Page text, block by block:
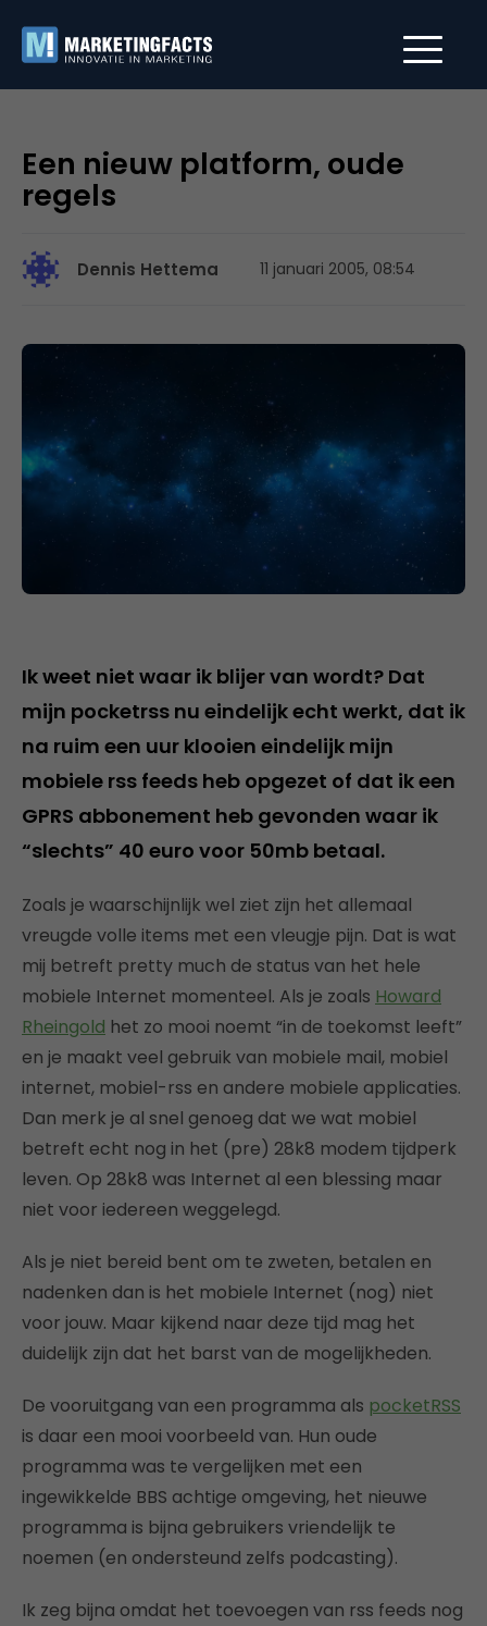
Een nieuw platform, oude
regels
Dennis Hettema 11 januari 2005, 08:54
Ik weet niet waar ik blijer van wordt? Dat
mijn pocketrss nu eindelijk echt werkt, dat ik
na ruim een uur klooien eindelijk mijn
mobiele rss feeds heb opgezet of dat ik een
GPRS abbonement heb gevonden waar ik
“slechts” 40 euro voor 50mb betaal.
Zoals je waarschijnlijk wel ziet zijn het allemaal
vreugde volle items met een vleugje pijn. Dat is wat
mij betreft pretty much de status van het hele
mobiele Internet momenteel. Als je zoals Howard
Rheingold het zo mooi noemt “in de toekomst leeft”
en je maakt veel gebruik van mobiele mail, mobiel
internet, mobiel-rss en andere mobiele applicaties.
Dan merk je al snel genoeg dat we wat mobiel
betreft echt nog in het (pre) 28k8 modem tijdperk
leven. Op 28k8 was Internet al een blessing maar
niet voor iedereen weggelegd.
Als je niet bereid bent om te zweten, betalen en
nadenken dan is het mobiele Internet (nog) niet
voor jouw. Maar kijkend naar deze tijd mag het
duidelijk zijn dat het barst van de mogelijkheden.
De vooruitgang van een programma als pocketRSS
is daar een mooi voorbeeld van. Hun oude
programma was te vergelijken met een
ingewikkelde BBS achtige omgeving, het nieuwe
programma is bijna gebruikers vriendelijk te
noemen (en ondersteund zelfs podcasting).
Ik zeg bijna omdat het toevoegen van rss feeds nog